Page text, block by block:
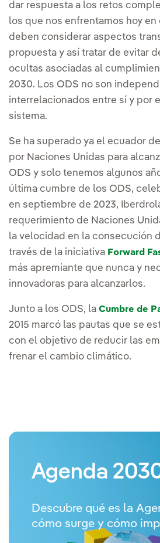
dar respuesta a los retos
los que nos enfrentamos hoy en
deben considerar aspectos
propuesta y así tratar de evitar
ocultas asociadas al
2030. Los ODS no son
interrelacionados entre sí y por
sistema.
Se ha superado ya el ecuador
por Naciones Unidas para
ODS y solo tenemos algunos
última cumbre de los ODS,
en septiembre de 2023,
requerimiento de Naciones
la velocidad en la consecución
través de la iniciativa Forward
más apremiante que nunca y
innovadoras para alcanzarlos.
Junto a los ODS, la Cumbre de
2015 marcó las pautas que se
con el objetivo de reducir las
frenar el cambio climático.
Agenda
Descubre qué es la
cómo surge y cómo